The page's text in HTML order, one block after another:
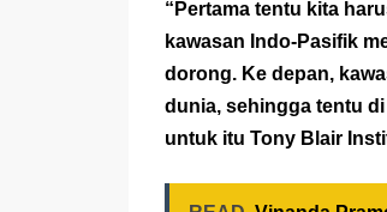
“Pertama tentu kita
kawasan Indo-Pasifik
dorong. Ke depan,
dunia, sehingga tentu
untuk itu Tony Blair